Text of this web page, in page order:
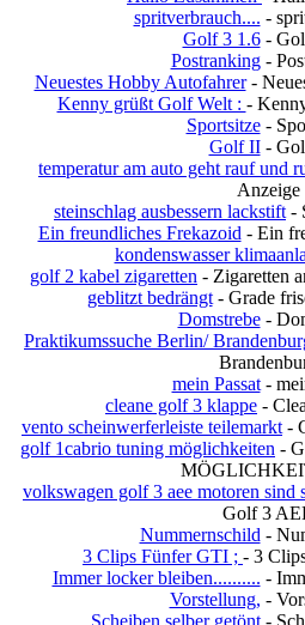
spritverbrauch.... -
Golf 3 1.6-
Postranking-
Neuestes Hobby Autofahrer-
Kenny grüßt Golf Welt : -
Sportsitze-
Golf II-
temperatur am auto geht rauf und
Anzeige
steinschlag ausbessern lackstift -
Ein freundliches Frekazoid - Ein
kondenswasser
golf 2 kabel zigaretten - Zigaretten
geblitzt bedrängt- Grade
Domstrebe-
Praktikumssuche Berlin/
mein Passat-
cleane golf 3 klappe -
vento scheinwerferleiste teilemarkt -
golf 1cabrio tuning möglichkeiten -
volkswagen golf 3 aee motoren sind
Golf 3
Nummernschild -
3 Clips Fünfer GTI ; - 3
Immer locker bleiben.......... -
Vorstellung, -
Scheiben selber getönt-